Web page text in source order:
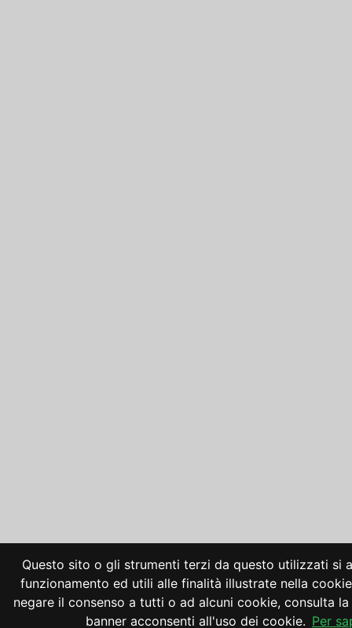
Questo sito o gli strumenti terzi da questo utilizzati si
funzionamento ed utili alle finalità illustrate nella
negare il consenso a tutti o ad alcuni cookie, consulta
banner acconsenti all'uso dei cookie. Per